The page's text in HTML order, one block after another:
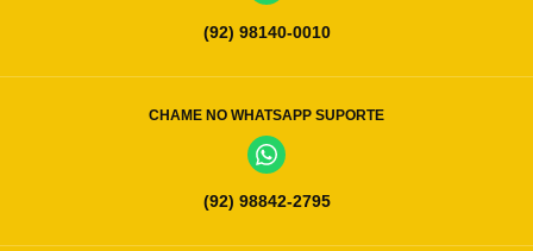
(92) 98140-0010
CHAME NO WHATSAPP SUPORTE
(92) 98842-2795